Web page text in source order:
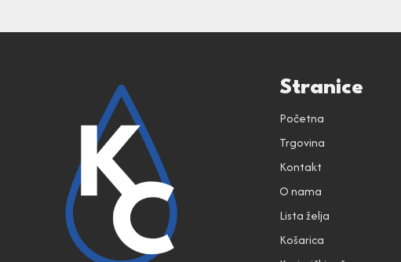
Stranice
Početna
Trgovina
Kontakt
O nama
Lista želja
Košarica